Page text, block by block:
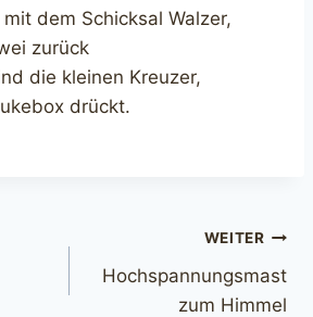
dem Schicksal Walzer,
zurück
die kleinen Kreuzer,
drückt.
WEITER
Hochspannungsmast
zum Himmel